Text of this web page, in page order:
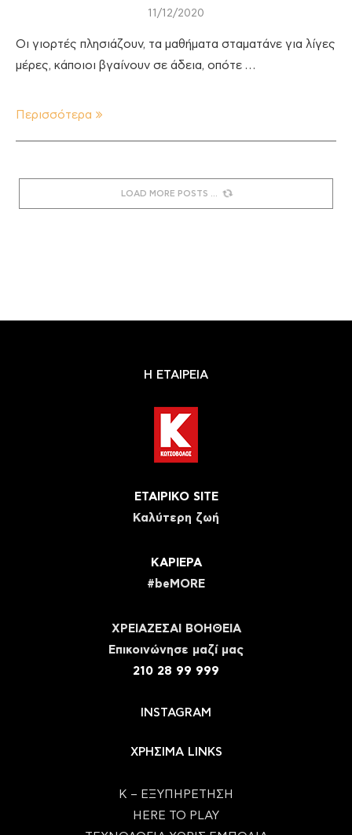
11/12/2020
Οι γιορτές πλησιάζουν, τα μαθήματα σταματάνε για λίγες
μέρες, κάποιοι βγαίνουν σε άδεια, οπότε …
Περισσότερα
LOAD MORE POSTS
Η ΕΤΑΙΡΕΙΑ
ΕΤΑΙΡΙΚΟ SITE
Καλύτερη ζωή
ΚΑΡΙΕΡΑ
#beMORE
ΧΡΕΙΑΖΕΣΑΙ ΒΟΗΘΕΙΑ
Eπικοινώνησε μαζί μας
210 28 99 999
INSTAGRAM
ΧΡΗΣΙΜΑ LINKS
Κ – ΕΞΥΠΗΡΕΤΗΣΗ
HERE TO PLAY